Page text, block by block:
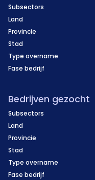
Subsectors
Land
Provincie
Stad
Type overname
Fase bedrijf
Bedrijven gezocht
Subsectors
Land
Provincie
Stad
Type overname
Fase bedrijf